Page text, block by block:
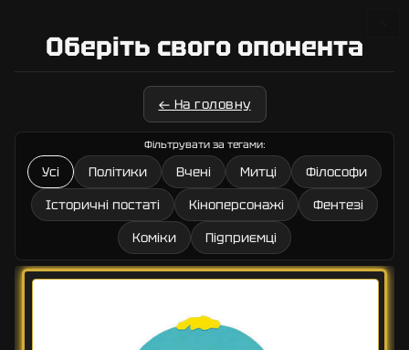
Оберіть свого опонента
← На головну
Фільтрувати за тегами:
Усі Політики Вчені Митці
Філософи
Історичні постаті
Кіноперсонажі
Фентезі
Коміки
Підприємці